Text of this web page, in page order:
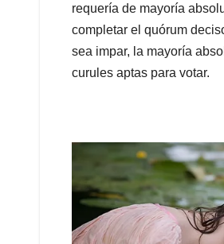
requería de mayoría
completar el quórum
sea impar, la mayoría
curules aptas para votar.